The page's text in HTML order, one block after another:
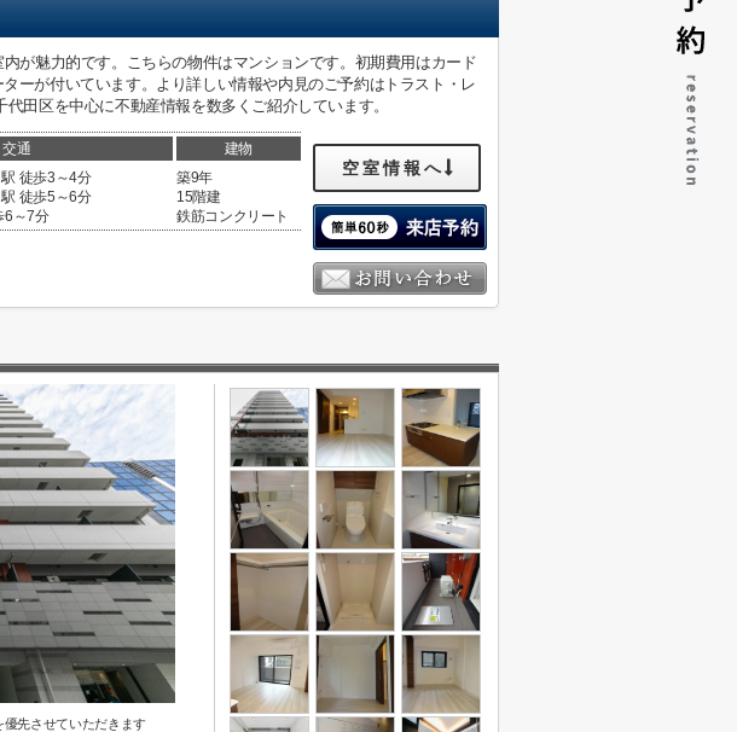
が魅力的です。こちらの物件はマンションです。初期費用はカード
ーが付いています。より詳しい情報や内見のご予約はトラスト・レ
田区を中心に不動産情報を数多くご紹介しています。
交通 建物
徒歩3～4分
徒歩5～6分
6～7分
築9年
15階建
鉄筋コンクリート
空室情報へ
先させていただきます